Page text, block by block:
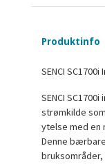
Produktinfo
SENCI
SENCI
strømkilde
ytelse med en
Denne